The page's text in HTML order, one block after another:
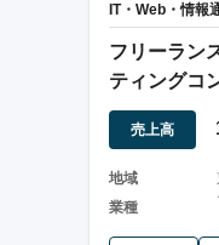
IT・Web・情報
フリーラン
ティングコ
売上高
地域
業種